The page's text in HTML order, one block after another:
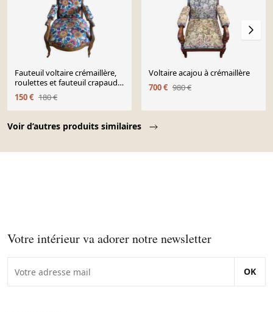
Voir d’autres produits similaires
Fauteuil voltaire crémaillère,
roulettes et fauteuil crapaud
tissu assorti
150 € 180 €
Voltaire acajou à crémaillère
700 € 980 €
Votre intérieur va adorer notre newsletter
OK